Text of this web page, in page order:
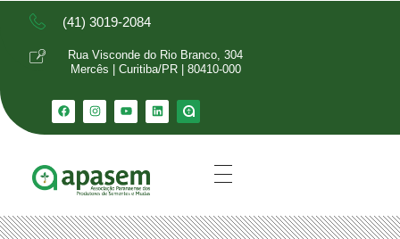
(41) 3019-2084
Rua Visconde do Rio Branco, 304
Mercês | Curitiba/PR | 80410-000